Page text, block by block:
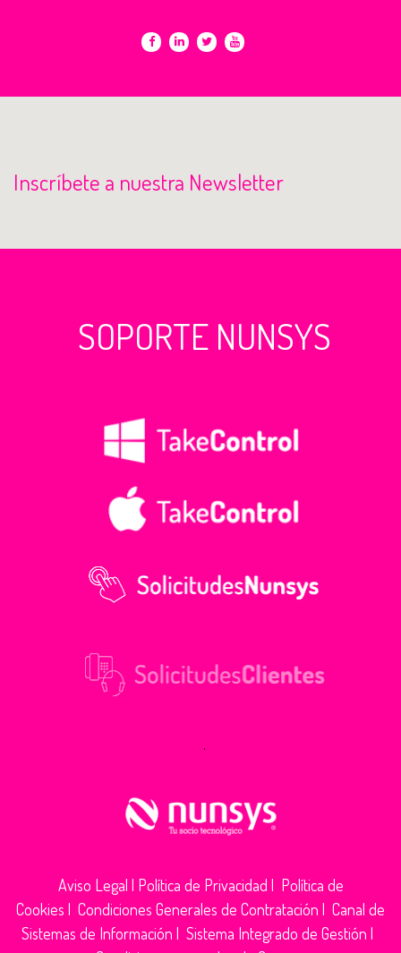
Inscríbete a nuestra Newsletter
SOPORTE NUNSYS
.
Aviso Legal | Política de Privacidad | Política de
Cookies | Condiciones Generales de Contratación | Canal de
Sistemas de Información | Sistema Integrado de Gestión |